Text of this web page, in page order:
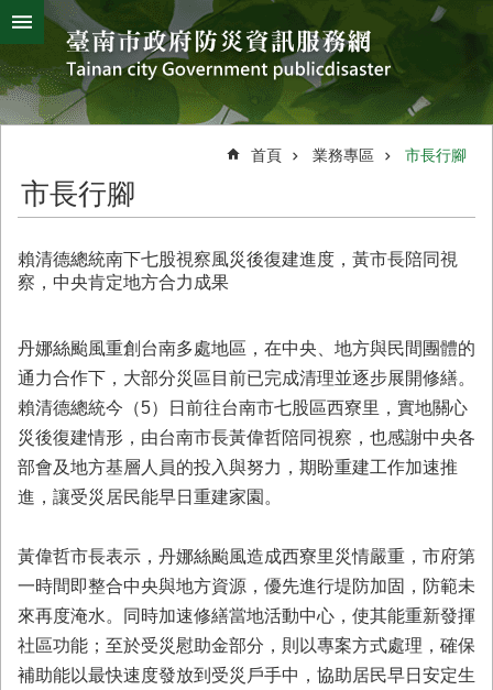
跳到主要內容區塊
搜
尋
進
階
搜
熱
字
颱
風
災
害
救
辦
簡
介
災
防
新
聞
務
專
區
便
民
服
首頁 業務專區 市長行腳
市長行腳
賴清德總統南下七股視察風災後復建進度，黃市長陪同視
察，中央肯定地方合力成果
丹娜絲颱風重創台南多處地區，在中央、地方與民間團體的
通力合作下，大部分災區目前已完成清理並逐步展開修繕。
賴清德總統今（5）日前往台南市七股區西寮里，實地關心
災後復建情形，由台南市長黃偉哲陪同視察，也感謝中央各
部會及地方基層人員的投入與努力，期盼重建工作加速推
進，讓受災居民能早日重建家園。
黃偉哲市長表示，丹娜絲颱風造成西寮里災情嚴重，市府第
一時間即整合中央與地方資源，優先進行堤防加固，防範未
來再度淹水。同時加速修繕當地活動中心，使其能重新發揮
社區功能；至於受災慰助金部分，則以專案方式處理，確保
補助能以最快速度發放到受災戶手中，協助居民早日安定生